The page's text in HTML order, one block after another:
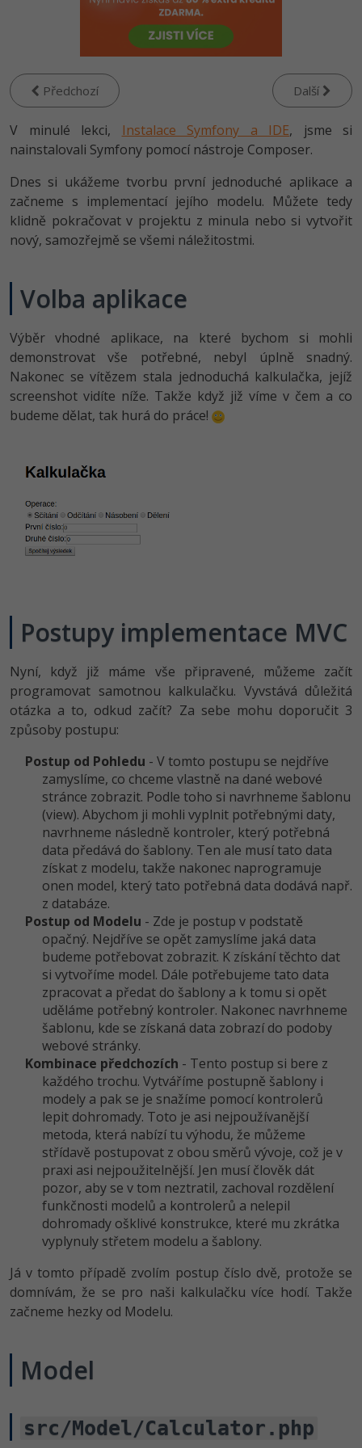
HTML5, CSS3, Bootstrap, SEO
Testování a verzování
UML a návrhové vzory
React
Spring
Django
Best practices
JavaScript
Python
HTML / CSS
UML a návrhové vzory
MySQL/MariaDB
SQLite
Vývojář mobilních aplikací
Specialista na AI a bigdata
C# Game developer
Webdesigner
Tester
Systémový administrátor
Grafik / UX/UI návrhář
Projektový manažer
Databázový analytik
Copywriter
WordPress specialista
SEO specialista
-80%
-80%
PHP -80%
C++ -80%
-80%
Kotlin -80%
C -80%
Návrh SW
Algoritmy -41%
-10%
Pro děti
Testování softwaru
Digitální gramotnost
Marketing
WordPress
SEO -30%
UX
Business
Kryptoměny -25%
Copywriting -30%
MS Office -80%
Google Dokumenty
Time management
Windows
Linux
Sítě
Kybernetická bezpečnost
Elektronický podpis
Fórum
Kurzy designu
HTML/CSS
Photoshop -80%
Adobe Illustrator
Adobe Lightroom -30%
Adobe XD -15%
Adobe InDesign -25%
Adobe After Effects
Blender -80%
Inkscape
Fotografování -80%
Video
Ostatní
Fórum
Příběhy absolventů
Blog
Kariéra
Pro firmy
Předchozí Další
V minulé lekci, Instalace Symfony a IDE, jsme si
nainstalovali Symfony pomocí nástroje Composer.
Dnes si ukážeme tvorbu první jednoduché aplikace a
začneme s implementací jejího modelu. Můžete tedy
klidně pokračovat v projektu z minula nebo si vytvořit
nový, samozřejmě se všemi náležitostmi.
Volba aplikace
Výběr vhodné aplikace, na které bychom si mohli
demonstrovat vše potřebné, nebyl úplně snadný.
Nakonec se vítězem stala jednoduchá kalkulačka, jejíž
screenshot vidíte níže. Takže když již víme v čem a co
budeme dělat, tak hurá do práce!
Postupy implementace MVC
Nyní, když již máme vše připravené, můžeme začít
programovat samotnou kalkulačku. Vyvstává důležitá
otázka a to, odkud začít? Za sebe mohu doporučit 3
způsoby postupu:
Postup od Pohledu - V tomto postupu se nejdříve
zamyslíme, co chceme vlastně na dané webové
stránce zobrazit. Podle toho si navrhneme šablonu
(view). Abychom ji mohli vyplnit potřebnými daty,
navrhneme následně kontroler, který potřebná
data předává do šablony. Ten ale musí tato data
získat z modelu, takže nakonec naprogramuje
onen model, který tato potřebná data dodává např.
z databáze.
Postup od Modelu - Zde je postup v podstatě
opačný. Nejdříve se opět zamyslíme jaká data
budeme potřebovat zobrazit. K získání těchto dat
si vytvoříme model. Dále potřebujeme tato data
zpracovat a předat do šablony a k tomu si opět
uděláme potřebný kontroler. Nakonec navrhneme
šablonu, kde se získaná data zobrazí do podoby
webové stránky.
Kombinace předchozích - Tento postup si bere z
každého trochu. Vytváříme postupně šablony i
modely a pak se je snažíme pomocí kontrolerů
lepit dohromady. Toto je asi nejpoužívanější
metoda, která nabízí tu výhodu, že můžeme
střídavě postupovat z obou směrů vývoje, což je v
praxi asi nejpoužitelnější. Jen musí člověk dát
pozor, aby se v tom neztratil, zachoval rozdělení
funkčnosti modelů a kontrolerů a nelepil
dohromady ošklivé konstrukce, které mu zkrátka
vyplynuly střetem modelu a šablony.
Já v tomto případě zvolím postup číslo dvě, protože se
domnívám, že se pro naši kalkulačku více hodí. Takže
začneme hezky od Modelu.
Model
src/Model/Calculator.php